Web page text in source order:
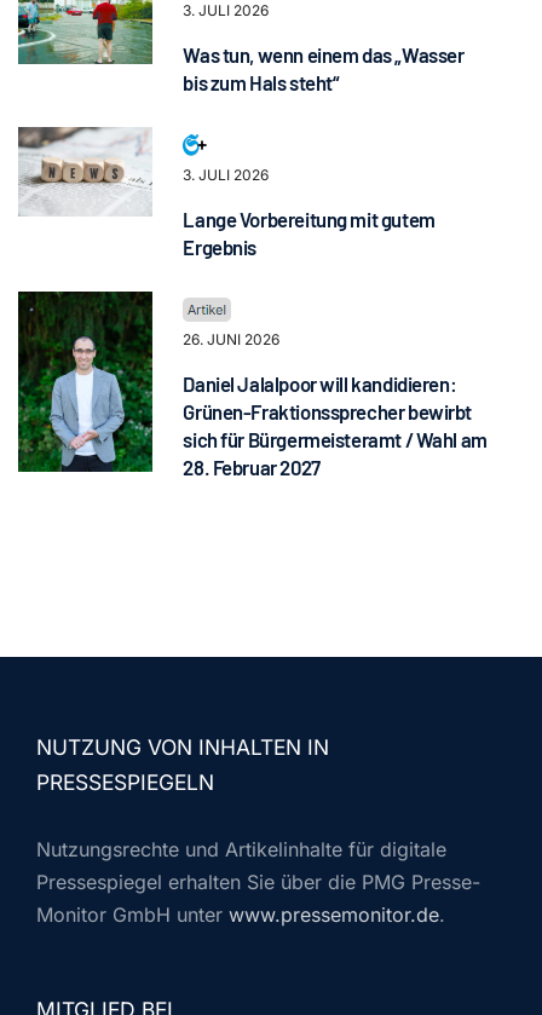
3. JULI 2026
Was tun, wenn einem das „Wasser
bis zum Hals steht“
3. JULI 2026
Lange Vorbereitung mit gutem
Ergebnis
26. JUNI 2026
Daniel Jalalpoor will kandidieren:
Grünen-Fraktionssprecher bewirbt
sich für Bürgermeisteramt / Wahl am
28. Februar 2027
NUTZUNG VON INHALTEN IN
PRESSESPIEGELN
Nutzungsrechte und Artikelinhalte für digitale
Pressespiegel erhalten Sie über die PMG Presse-
Monitor GmbH unter www.pressemonitor.de.
MITGLIED BEI